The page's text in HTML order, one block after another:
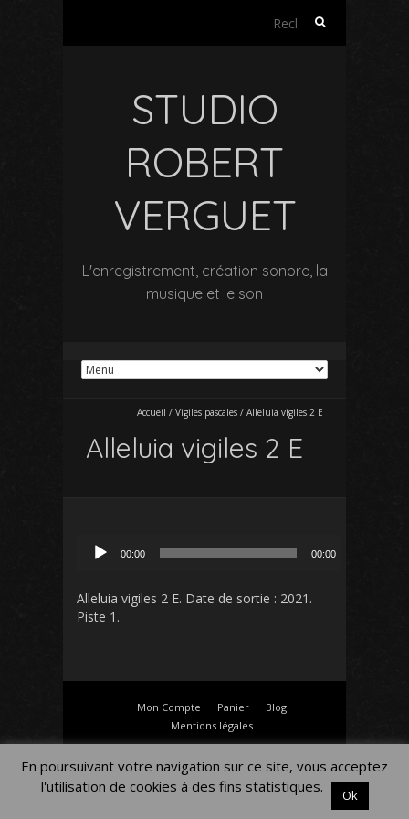
Rechercher :
STUDIO
ROBERT
VERGUET
L'enregistrement, création sonore, la
musique et le son
Accueil / Vigiles pascales / Alleluia vigiles 2 E
Alleluia vigiles 2 E
00:00 00:00
Alleluia vigiles 2 E. Date de sortie : 2021.
Piste 1.
Mon Compte Panier
Blog
Mentions légales
En poursuivant votre navigation sur ce site, vous acceptez
l'utilisation de cookies à des fins statistiques.
Ok